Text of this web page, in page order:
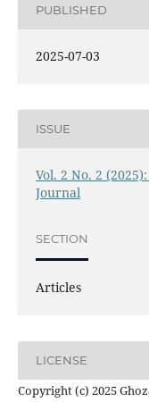
PUBLISHED
2025-07-03
ISSUE
Vol. 2 No. 2
Journal
SECTION
Articles
LICENSE
Copyright (c) 2025